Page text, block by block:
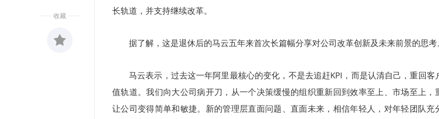
收藏
长轨道，并支持继续改革。
据了解，这是退休后的马云五年来首次长篇幅分享对公司改革创新及未来前景的思考
马云表示，过去这一年阿里最核心的变化，不是去追赶KPI，而是认清自己，重回客
值轨道。我们向大公司病开刀，从一个决策缓慢的组织重新回到效率至上、市场至上，
让公司变得简单和敏捷。新的管理层直面问题、直面未来，相信年轻人，对年轻团队充